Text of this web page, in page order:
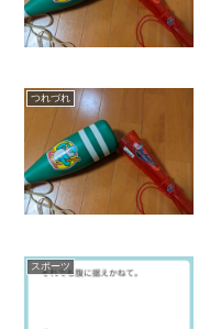
つれづれ
スポーツ